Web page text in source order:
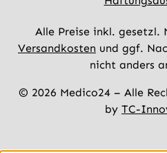
Alle Preise inkl. gesetzl.
Versandkosten und ggf.
nicht anders
© 2026 Medico24 – Alle
by TC-